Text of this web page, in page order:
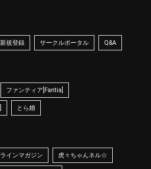
新規登録 サークルポータル Q&A
ファンティア[Fantia]
とら婚
インマガジン 虎々ちゃんネル☆